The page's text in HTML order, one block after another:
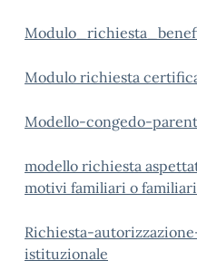
Modulo richiesta
Modello-congedo-
modello richiesta
motivi familiari o familiari
Richiesta-
istituzionale